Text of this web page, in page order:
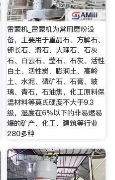
雷蒙机_雷蒙机为常用磨粉设
备，主要用于重晶石、方解石、
钾长石、滑石、大理石、石灰
石、白云石、莹石、石灰、活性
白土、活性炭、膨润土、高岭
土、水泥、磷矿石、石膏、玻
璃、青石，石油焦，化工原料保
温材料等莫氏硬度不大于9.3
级，湿度在6%以下的非易燃易
爆的矿产、化工、建筑等行业
280多种